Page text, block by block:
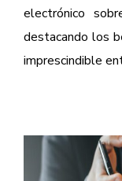
electrónico
destacando los
imprescindible